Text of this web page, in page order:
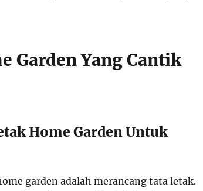
Garden Yang Cantik
Home Garden Untuk
garden adalah merancang tata letak.